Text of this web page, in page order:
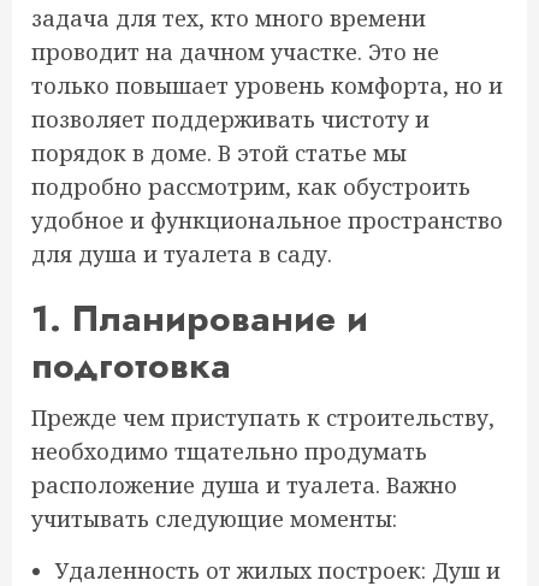
задача для тех, кто много времени
проводит на дачном участке. Это не
только повышает уровень комфорта, но и
позволяет поддерживать чистоту и
порядок в доме. В этой статье мы
подробно рассмотрим, как обустроить
удобное и функциональное пространство
для душа и туалета в саду.
1. Планирование и
подготовка
Прежде чем приступать к строительству,
необходимо тщательно продумать
расположение душа и туалета. Важно
учитывать следующие моменты:
Удаленность от жилых построек: Душ и